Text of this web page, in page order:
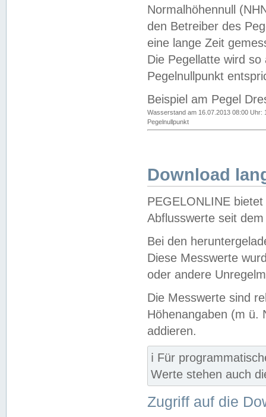
Normalhöhennull
den Betreiber des
eine lange Zeit
Die Pegellatte wird
Pegelnullpunkt
Beispiel am Pegel
Wasserstand am 16.07.2013 08:00 Uhr:
Pegelnullpunkt
Download
PEGELONLINE
Abflusswerte seit
Bei den
Diese Messwerte
oder andere
Die Messwerte sind
Höhenangaben (m ü.
addieren.
ℹ️ Für
Werte stehen auch
Zugriff auf die